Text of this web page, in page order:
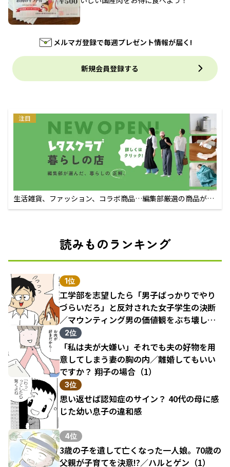
メルマガ登録で毎週プレゼント情報が届く!
新規会員登録する
注目
生活雑貨、ファッション、コラボ商品…編集部厳選の商品が買
えるECサイト
読みものランキング
1位
工学部を志望したら「男子ばっかりでやり
づらいだろ」と反対された女子学生の決断
／マウンティング男の価値観をぶち壊した
結果（1）
2位
「私は夫が大嫌い」それでも夫の好物を用
意してしまう妻の胸の内／離婚してもいい
ですか？ 翔子の場合（1）
3位
思い返せば認知症のサイン？ 40代の母に感
じた幼い息子の違和感
4位
3歳の子を遺して亡くなった一人娘。70歳の
父親が子育てを決意!?／ハルとゲン（1）